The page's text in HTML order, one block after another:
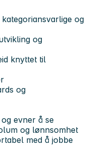
og
og
knyttet til
og
evner å se
og lønnsomhet
med å jobbe